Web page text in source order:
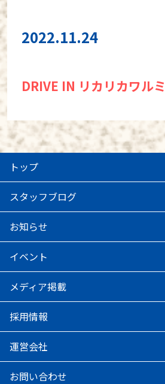
2022.11.24
DRIVE IN リカリカワルミ
トップ
スタッフブログ
お知らせ
イベント
メディア掲載
採用情報
運営会社
お問い合わせ